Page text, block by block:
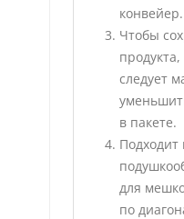
конвейер.
Чтобы
следует
в пакете.
для
по